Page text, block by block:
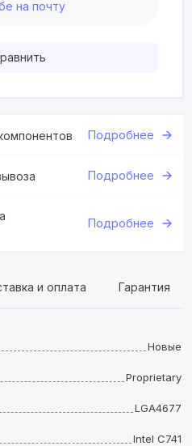
на почту
Подробнее
Подробнее
Подробнее
и оплата Гарантия
Новые
Proprietary
LGA4677
Intel C741